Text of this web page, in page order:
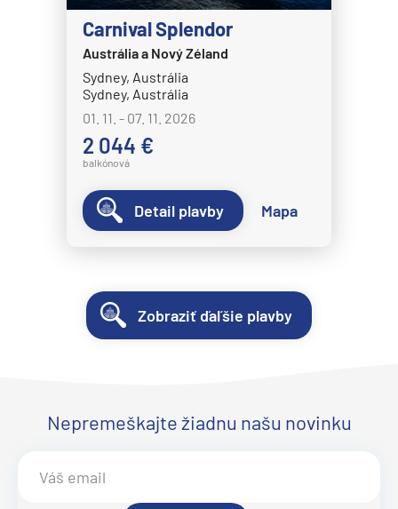
Carnival Splendor
Austrália a Nový Zéland
Sydney, Austrália
Sydney, Austrália
01. 11. - 07. 11. 2026
2 044 €
balkónová
Detail plavby Mapa
Zobraziť ďaľšie plavby
Nepremeškajte žiadnu našu novinku